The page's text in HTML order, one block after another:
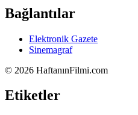
Bağlantılar
Elektronik Gazete
Sinemagraf
© 2026 HaftanınFilmi.com
Etiketler